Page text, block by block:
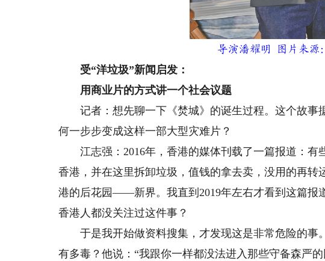
导演潘耀明 图片来源
受“洋垃圾”新闻启发：
用商业片的方式讲一个社会议题
记者：想先聊一下《焚城》的诞生过程。这个故事
何一步步变成这样一部大型灾难片？
江志强：2016年，香港的媒体刊载了一篇报道：有
香港，并在这里拆卸垃圾，值钱的拿去卖，没用的再
港的后花园——新界。我直到2019年左右才看到这篇报
香港人都没关注过这件事？
于是我开始做资料搜集，才发现这是非常危险的事
有多毒？他说：“我跟你一样都没法进入那些守备森严